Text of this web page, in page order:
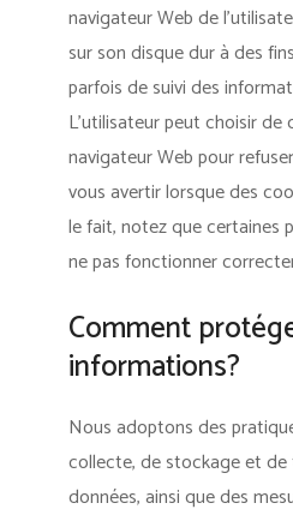
navigateur Web de
sur son disque dur à des
parfois de suivi des
L’utilisateur peut choisir de
navigateur Web pour
vous avertir lorsque des
le fait, notez que certaines
ne pas fonctionner
Comment
informations?
Nous adoptons des
collecte, de stockage et
données, ainsi que des